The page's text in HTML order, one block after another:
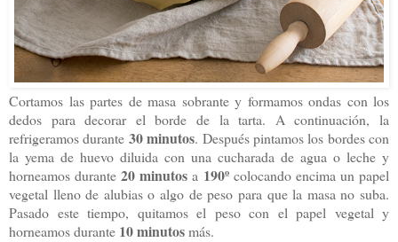
Cortamos las partes de masa sobrante y formamos ondas con los
dedos para decorar el borde de la tarta. A continuación, la
refrigeramos durante 30 minutos. Después pintamos los bordes con
la yema de huevo diluida con una cucharada de agua o leche y
horneamos durante20 minutos a 190ºcolocando encima un papel
vegetal lleno de alubias o algo de peso para que la masa no suba.
Pasado este tiempo, quitamos el peso con el papel vegetal y
horneamos durante 10 minutosmás.